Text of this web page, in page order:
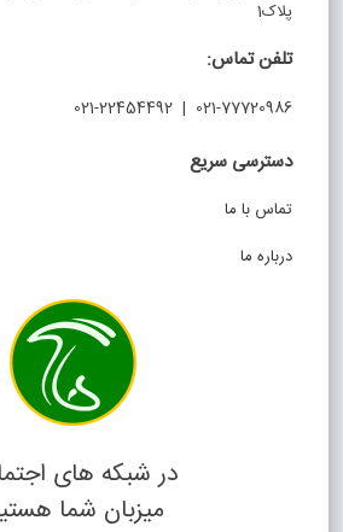
پلاک1
تلفن تماس:
021-77720986 | 021-22454492
دسترسی سریع
تماس با ما
درباره ما
در شبکه های
میزبان شما